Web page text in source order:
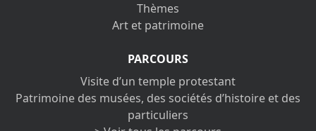
Thèmes
Art et patrimoine
PARCOURS
Visite d’un temple protestant
Patrimoine des musées, des sociétés d’histoire et des
particuliers